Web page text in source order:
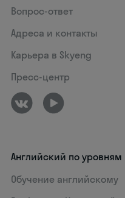
Вопрос-ответ
Адреса и контакты
Карьера в Skyeng
Пресс-центр
Английский по уровням
Обучение английскому